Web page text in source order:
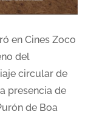
en Cines Zoco
del
circular de
presencia de
de Boa